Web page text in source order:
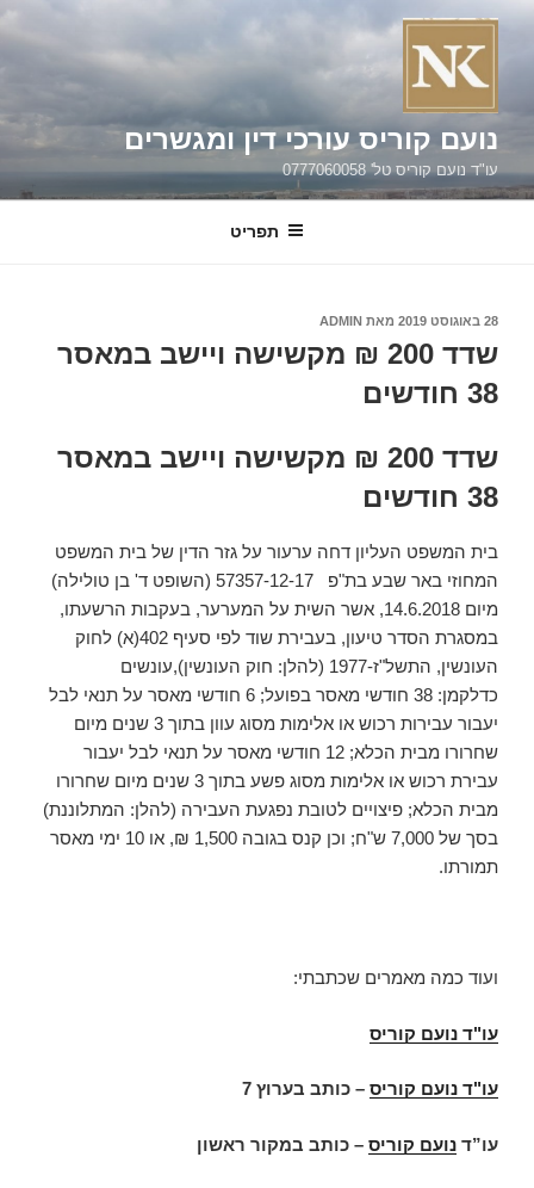
דילוג
נועם קוריס עורכי דין ומגשרים
עו"ד נועם קוריס טל' 0777060058
תפריט
פורסם
28 באוגוסט 2019 מאת ADMIN
שדד 200 ₪ מקשישה ויישב במאסר
38 חודשים
שדד 200 ₪ מקשישה ויישב במאסר
38 חודשים
בית המשפט העליון דחה ערעור על גזר הדין של בית המשפט
המחוזי באר שבע בת"פ 57357-12-17 (השופט ד' בן טולילה)
מיום 14.6.2018, אשר השית על המערער, בעקבות הרשעתו,
במסגרת הסדר טיעון, בעבירת שוד לפי סעיף 402(א) לחוק
העונשין, התשל"ז-1977 (להלן: חוק העונשין),עונשים
כדלקמן: 38 חודשי מאסר בפועל; 6 חודשי מאסר על תנאי לבל
יעבור עבירות רכוש או אלימות מסוג עוון בתוך 3 שנים מיום
שחרורו מבית הכלא; 12 חודשי מאסר על תנאי לבל יעבור
עבירת רכוש או אלימות מסוג פשע בתוך 3 שנים מיום שחרורו
מבית הכלא; פיצויים לטובת נפגעת העבירה (להלן: המתלוננת)
בסך של 7,000 ש"ח; וכן קנס בגובה 1,500 ₪, או 10 ימי מאסר
תמורתו.
ועוד כמה מאמרים שכתבתי:
עו"ד נועם קוריס
עו"ד נועם קוריס – כותב בערוץ 7
עו”ד נועם קוריס – כותב במקור ראשון